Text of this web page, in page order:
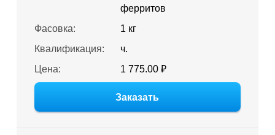
ферритов
Фасовка:
1 кг
Квалификация:
ч.
Цена:
1 775.00 ₽
Заказать